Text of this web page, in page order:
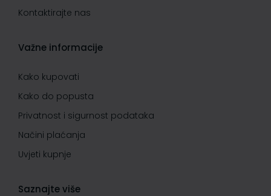
Kontaktirajte nas
Važne informacije
Kako kupovati
Kako do popusta
Privatnost i sigurnost podataka
Načini plaćanja
Uvjeti kupnje
Saznajte više